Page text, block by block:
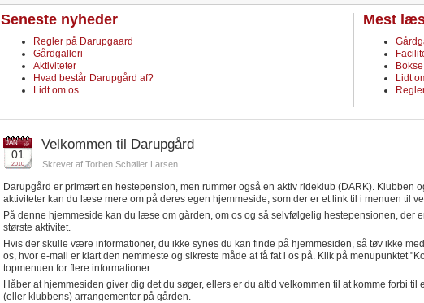
Seneste nyheder
Regler på Darupgaard
Gårdgalleri
Aktiviteter
Hvad består Darupgård af?
Lidt om os
Mest
Bokse
Lidt
01
JAN
2010
Velkommen til Darupgård
Skrevet af Torben Schøller Larsen
Darupgård er primært en hestepension, men rummer også en aktiv rideklub (DARK). Klubben
aktiviteter kan du læse mere om på deres egen hjemmeside, som der er et link til i menuen til
På denne hjemmeside kan du læse om gården, om os og så selvfølgelig hestepensionen, der
største aktivitet.
Hvis der skulle være informationer, du ikke synes du kan finde på hjemmesiden, så tøv ikke
os, hvor e-mail er klart den nemmeste og sikreste måde at få fat i os på. Klik på menupunktet
topmenuen for flere informationer.
Håber at hjemmesiden giver dig det du søger, ellers er du altid velkommen til at komme forbi til
(eller klubbens) arrangementer på gården.